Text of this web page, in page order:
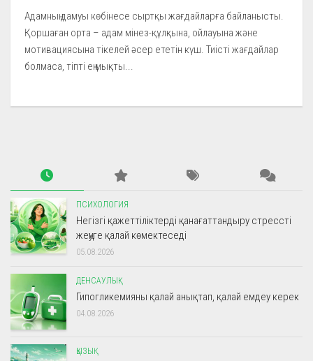
Адамның дамуы көбінесе сыртқы жағдайларға байланысты.
Қоршаған орта – адам мінез-құлқына, ойлауына және
мотивациясына тікелей әсер ететін күш. Тиісті жағдайлар
болмаса, тіпті ең мықты...
ПСИХОЛОГИЯ
Негізгі қажеттіліктерді қанағаттандыру стрессті
жеңуге қалай көмектеседі
05.08.2026
ДЕНСАУЛЫҚ
Гипогликемияны қалай анықтап, қалай емдеу керек
04.08.2026
ҚЫЗЫҚ